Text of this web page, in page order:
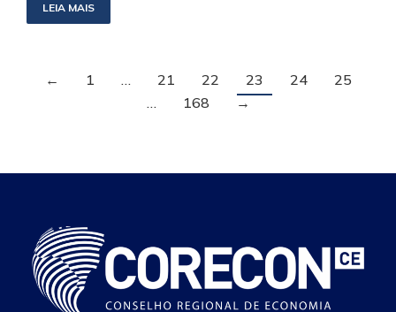
LEIA MAIS
← 1 … 21 22 23 24
25
…
168 →